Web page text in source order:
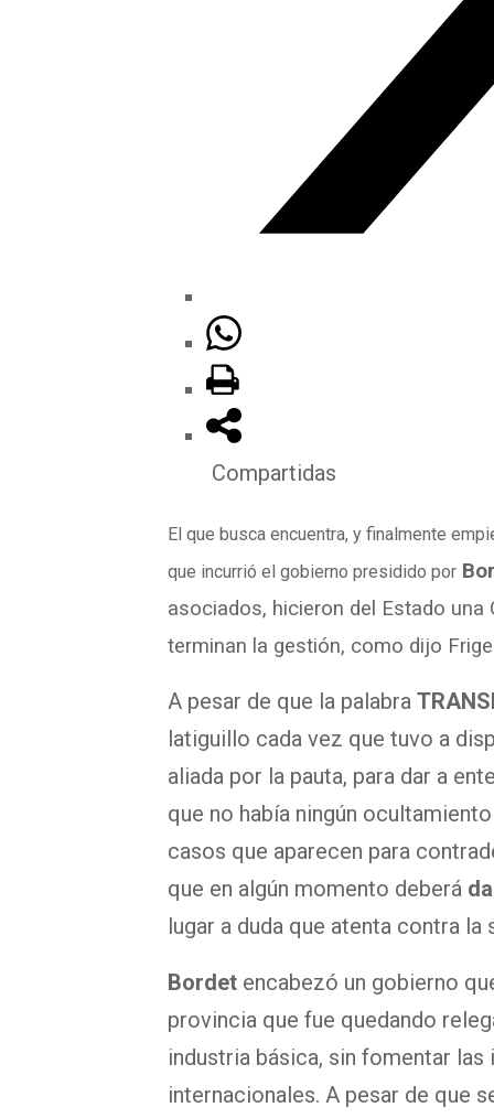
Compartidas
El que busca encuentra, y finalmente
que incurrió el gobierno presidido por
asociados, hicieron del Estado
terminan la gestión, como dijo
A pesar de que la palabra
latiguillo cada vez que tuvo a
aliada por la pauta, para dar a
que no había ningún
casos que aparecen para
que en algún momento deberá
lugar a duda que atenta contra
Bordet encabezó un gobierno
provincia que fue quedando
industria básica, sin fomentar
internacionales. A pesar de que